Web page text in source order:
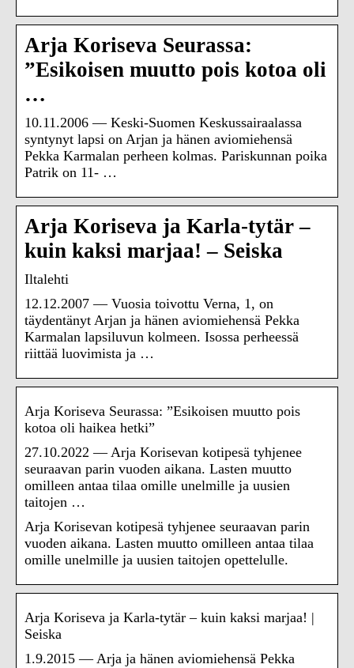
Arja Koriseva Seurassa:
”Esikoisen muutto pois kotoa oli
…
10.11.2006 — Keski-Suomen Keskussairaalassa
syntynyt lapsi on Arjan ja hänen aviomiehensä
Pekka Karmalan perheen kolmas. Pariskunnan poika
Patrik on 11- …
Arja Koriseva ja Karla-tytär –
kuin kaksi marjaa! – Seiska
Iltalehti
12.12.2007 — Vuosia toivottu Verna, 1, on
täydentänyt Arjan ja hänen aviomiehensä Pekka
Karmalan lapsiluvun kolmeen. Isossa perheessä
riittää luovimista ja …
Arja Koriseva Seurassa: ”Esikoisen muutto pois
kotoa oli haikea hetki”
27.10.2022 — Arja Korisevan kotipesä tyhjenee
seuraavan parin vuoden aikana. Lasten muutto
omilleen antaa tilaa omille unelmille ja uusien
taitojen …
Arja Korisevan kotipesä tyhjenee seuraavan parin
vuoden aikana. Lasten muutto omilleen antaa tilaa
omille unelmille ja uusien taitojen opettelulle.
Arja Koriseva ja Karla-tytär – kuin kaksi marjaa! |
Seiska
1.9.2015 — Arja ja hänen aviomiehensä Pekka